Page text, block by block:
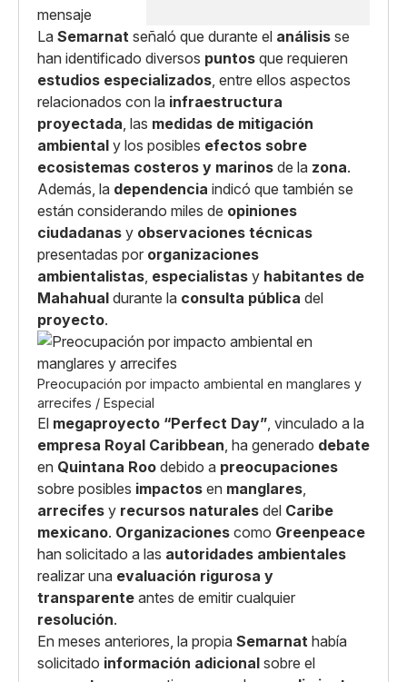
La Semarnat señaló que durante el análisis se
han identificado diversos puntos que requieren
estudios especializados, entre ellos aspectos
relacionados con la infraestructura
proyectada, las medidas de mitigación
ambiental y los posibles efectos sobre
ecosistemas costeros y marinos de la zona.
Además, la dependencia indicó que también se
están considerando miles de opiniones
ciudadanas y observaciones técnicas
presentadas por organizaciones
ambientalistas, especialistas y habitantes de
Mahahual durante la consulta pública del
proyecto.
Preocupación por impacto ambiental en manglares y
arrecifes / Especial
El megaproyecto “Perfect Day”, vinculado a la
empresa Royal Caribbean, ha generado debate
en Quintana Roo debido a preocupaciones
sobre posibles impactos en manglares,
arrecifes y recursos naturales del Caribe
mexicano. Organizaciones como Greenpeace
han solicitado a las autoridades ambientales
realizar una evaluación rigurosa y
transparente antes de emitir cualquier
resolución.
En meses anteriores, la propia Semarnat había
solicitado información adicional sobre el